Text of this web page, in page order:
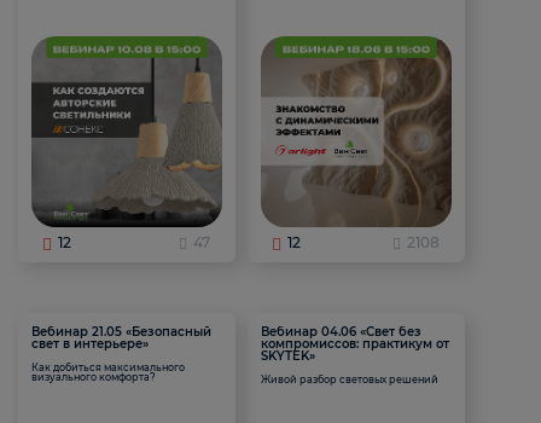
12 47 12 2108
Вебинар 21.05 «Безопасный
свет в интерьере»
Как добиться максимального
визуального комфорта?
Вебинар 04.06 «Свет без
компромиссов: практикум от
SKYTEK»
Живой разбор световых решений